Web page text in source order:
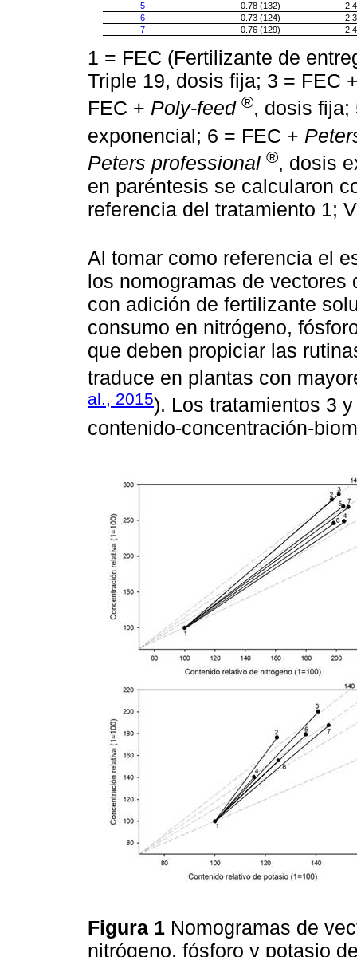
5
0.78 (132)
6
0.73 (124)
7
0.76 (129)
1 = FEC (Fertilizante de
Triple 19, dosis fija; 3 = FEC
FEC + Poly-feed ®, dosis
exponencial; 6 = FEC +
Peters professional ®, dosis
en paréntesis se calcularon
referencia del tratamiento 1;
Al tomar como referencia el
los nomogramas de
con adición de fertilizante
consumo en nitrógeno,
que deben propiciar las
traduce en plantas con
al., 2015). Los tratamientos 3
contenido-concentración-
Figura 1 Nomogramas de
nitrógeno, fósforo y potasio